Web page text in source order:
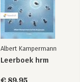
Albert Kampermann
Leerboek hrm